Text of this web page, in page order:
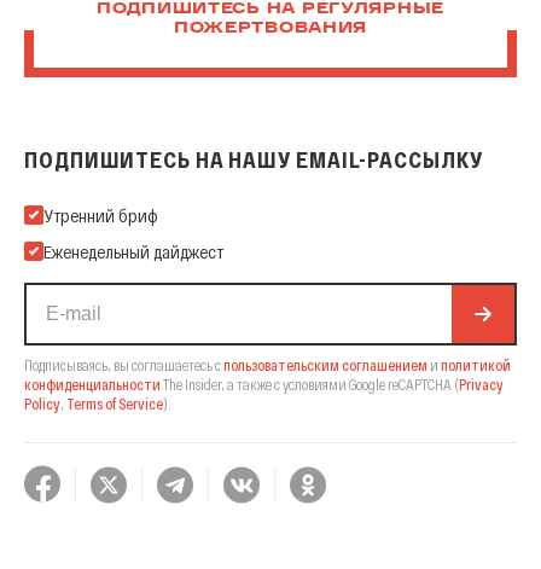
ПОДПИШИТЕСЬ НА РЕГУЛЯРНЫЕ
ПОЖЕРТВОВАНИЯ
ПОДПИШИТЕСЬ НА НАШУ EMAIL-РАССЫЛКУ
Подпишитесь на нашу Email-рассылку
Утренний бриф
Еженедельный дайджест
Подписываясь, вы соглашаетесь спользовательским соглашением и политикой
конфиденциальности The Insider, а также с условиями Google reCAPTCHA (Privacy
Policy Terms of Service).